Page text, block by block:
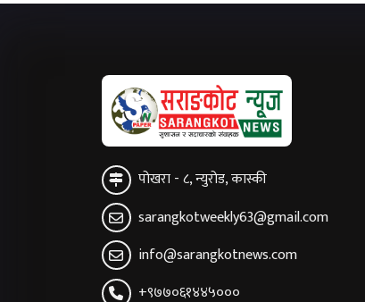
पोखरा - ८, न्युरोड, कास्की
sarangkotweekly63@gmail.com
info@sarangkotnews.com
+९७७०६१४४५०००